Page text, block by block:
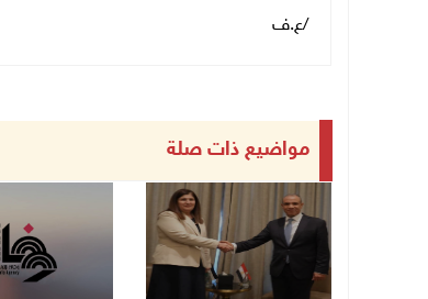
/ع.ف
مواضيع ذات صلة